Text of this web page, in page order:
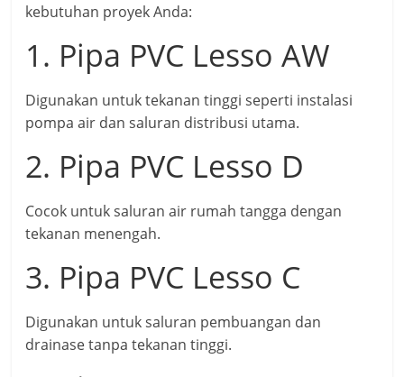
kebutuhan proyek Anda:
1. Pipa PVC Lesso AW
Digunakan untuk tekanan tinggi seperti instalasi
pompa air dan saluran distribusi utama.
2. Pipa PVC Lesso D
Cocok untuk saluran air rumah tangga dengan
tekanan menengah.
3. Pipa PVC Lesso C
Digunakan untuk saluran pembuangan dan
drainase tanpa tekanan tinggi.